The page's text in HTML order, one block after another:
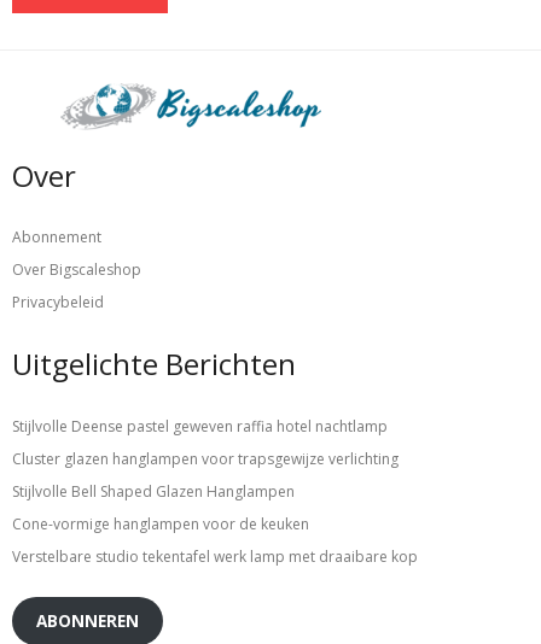
Over
Abonnement
Over Bigscaleshop
Privacybeleid
Uitgelichte Berichten
Stijlvolle Deense pastel geweven raffia hotel nachtlamp
Cluster glazen hanglampen voor trapsgewijze verlichting
Stijlvolle Bell Shaped Glazen Hanglampen
Cone-vormige hanglampen voor de keuken
Verstelbare studio tekentafel werk lamp met draaibare kop
ABONNEREN